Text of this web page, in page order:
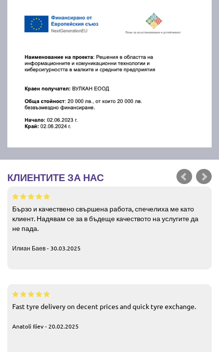
КЛИЕНТИТЕ ЗА НАС
Бързо и качествено свършена работа, спечелиха ме като
клиент. Надявам се за в бъдеще качеството на услугите да
не пада.
Илиан Баев - 30.03.2025
Fast tyre delivery on decent prices and quick tyre exchange.
Anatoli Iliev - 20.02.2025